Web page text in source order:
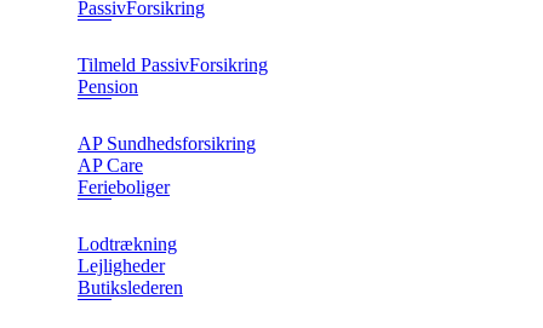
PassivForsikring
Tilmeld PassivForsikring
Pension
AP Sundhedsforsikring
AP Care
Ferieboliger
Lodtrækning
Lejligheder
Butikslederen